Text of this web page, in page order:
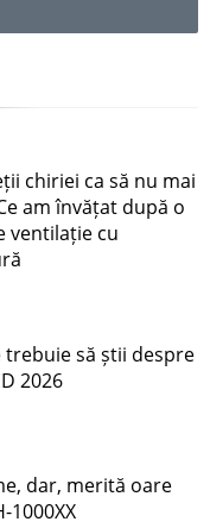
chiriei ca să nu mai
am învățat după o
ventilație cu
trebuie să știi despre
2026
dar, merită oare
1000XX